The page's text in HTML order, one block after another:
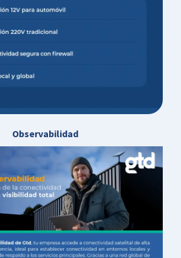
Observabilidad